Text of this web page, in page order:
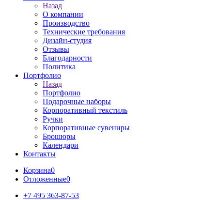
Назад
О компании
Производство
Технические требования
Дизайн-студия
Отзывы
Благодарности
Политика
Портфолио
Назад
Портфолио
Подарочные наборы
Корпоративный текстиль
Ручки
Корпоративные сувениры
Брошюры
Календари
Контакты
Корзина0
Отложенные0
+7 495 363-87-53